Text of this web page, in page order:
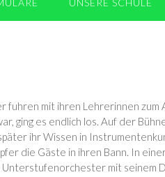
UNSERE SCHULE
fuhren mit ihren Lehrerinnen zum
ging es endlich los. Auf der
ihr Wissen in
die Gäste in ihren Bann. In
Unterstufenorchester mit seinem